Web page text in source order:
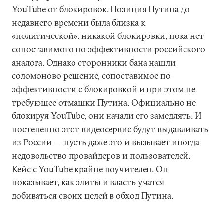
YouTube от блокировок. Позиция Путина до
недавнего времени была близка к
«политической»: никакой блокировки, пока нет
сопоставимого по эффективности российского
аналога. Однако сторонники бана нашли
соломоново решение, сопоставимое по
эффективности с блокировкой и при этом не
требующее отмашки Путина. Официально не
блокируя YouTube, они начали его замедлять. И
постепенно этот видеосервис будут выдавливать
из России — пусть даже это и вызывает иногда
недовольство провайдеров и пользователей.
Кейс с YouTube крайне поучителен. Он
показывает, как элиты и власть учатся
добиваться своих целей в обход Путина.